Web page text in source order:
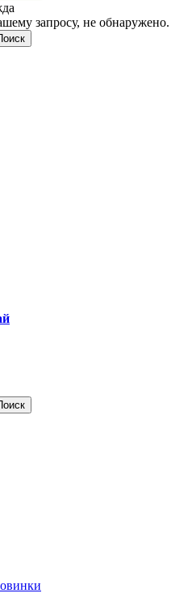
запросу, не обнаружено.